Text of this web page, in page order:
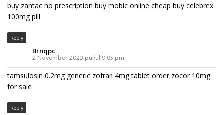
buy zantac no prescription buy mobic online cheap buy celebrex
100mg pill
Reply
Brnqpc
2 November 2023 pukul 9:05 pm
tamsulosin 0.2mg generic zofran 4mg tablet order zocor 10mg
for sale
Reply